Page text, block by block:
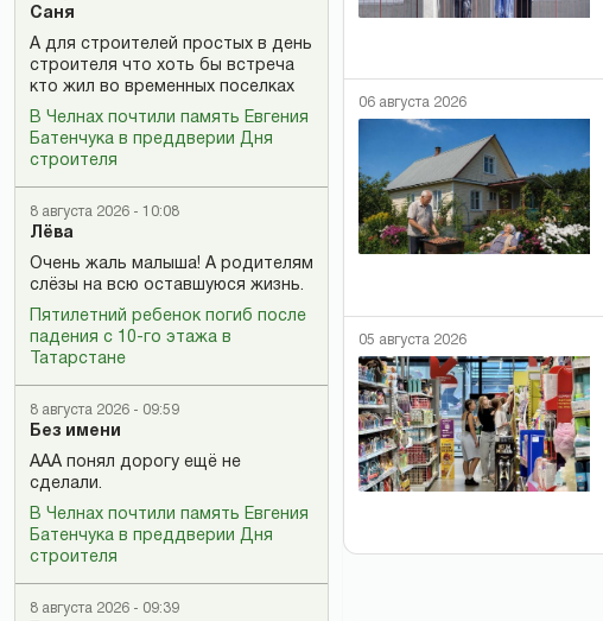
Саня
А для строителей простых в день
строителя что хоть бы встреча
кто жил во временных поселках
В Челнах почтили память Евгения
Батенчука в преддверии Дня
строителя
8 августа 2026 - 10:08
Лёва
Очень жаль малыша! А родителям
слёзы на всю оставшуюся жизнь.
Пятилетний ребенок погиб после
падения с 10-го этажа в
Татарстане
8 августа 2026 - 09:59
Без имени
ААА понял дорогу ещё не
сделали.
В Челнах почтили память Евгения
Батенчука в преддверии Дня
строителя
8 августа 2026 - 09:39
06 августа 2026
05 августа 2026